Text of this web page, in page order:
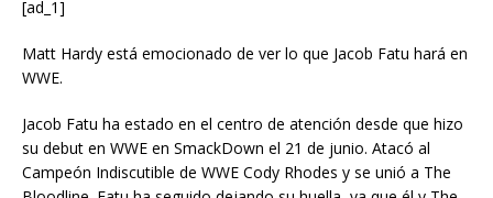
[ad_1]
Matt Hardy está emocionado de ver lo que Jacob Fatu hará en
WWE.
Jacob Fatu ha estado en el centro de atención desde que hizo
su debut en WWE en SmackDown el 21 de junio. Atacó al
Campeón Indiscutible de WWE Cody Rhodes y se unió a The